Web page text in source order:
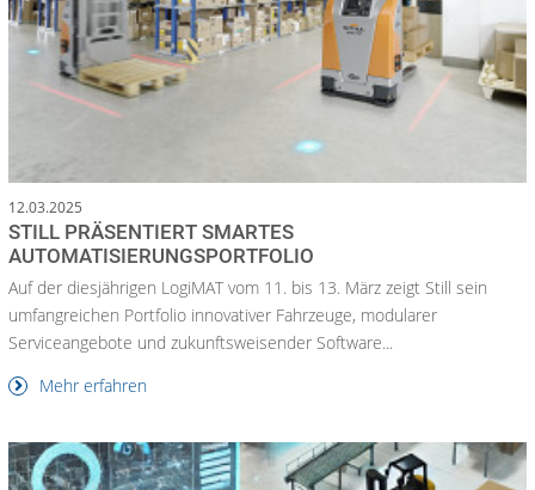
12.03.2025
STILL PRÄSENTIERT SMARTES
AUTOMATISIERUNGSPORTFOLIO
Auf der diesjährigen LogiMAT vom 11. bis 13. März zeigt Still sein
umfangreichen Portfolio innovativer Fahrzeuge, modularer
Serviceangebote und zukunftsweisender Software...
Mehr erfahren